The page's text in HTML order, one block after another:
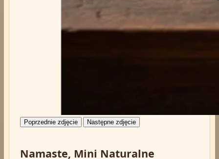
Poprzednie zdjęcie Następne zdjęcie
Namaste, Mini Naturalne